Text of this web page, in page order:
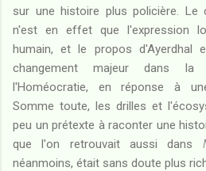
sur une histoire plus policière. Le
n'est en effet que l'expression
humain, et le propos d'Ayerdhal
changement majeur dans la
l'Homéocratie, en réponse à
Somme toute, les drilles et
peu un prétexte à raconter une
que l'on retrouvait aussi dans
néanmoins, était sans doute plus